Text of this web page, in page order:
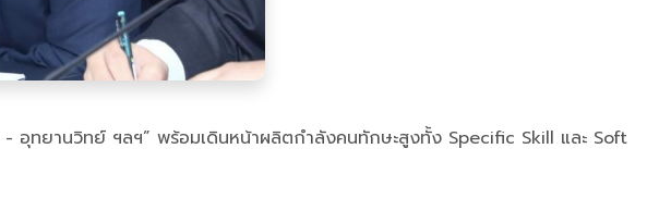
ทยานวิทย์ ฯลฯ” พร้อมเดินหน้าผลิตกำลังคนทักษะสูงทั้ง Specific Skill และ Soft